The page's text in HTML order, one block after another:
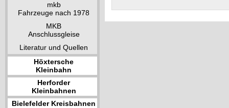
mkb
Fahrzeuge nach 1978
MKB
Anschlussgleise
Literatur und Quellen
Höxtersche
Kleinbahn
Herforder
Kleinbahnen
Bielefelder Kreisbahnen